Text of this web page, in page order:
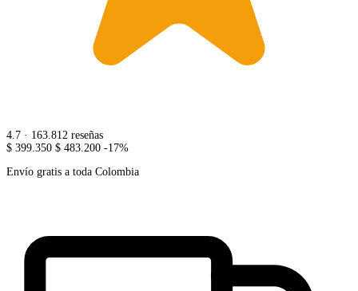
4.7 · 163.812 reseñas
$ 399.350 $ 483.200 -17%
Envío gratis a toda Colombia